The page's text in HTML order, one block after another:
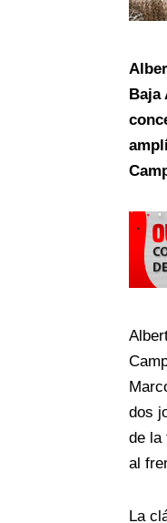
Baja
dos
de la
al
La